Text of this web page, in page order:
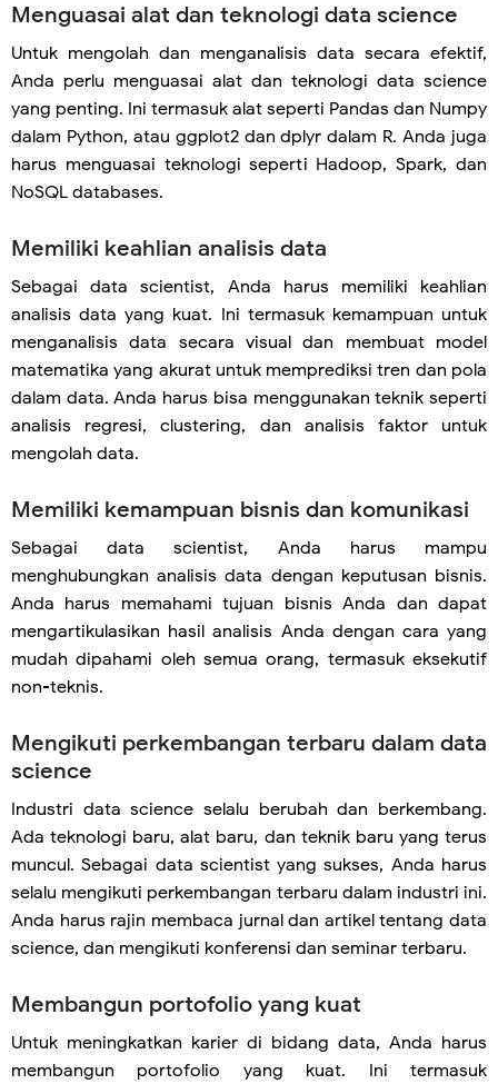
Menguasai alat dan teknologi data science
Untuk mengolah dan menganalisis data secara efektif,
Anda perlu menguasai alat dan teknologi data science
yang penting. Ini termasuk alat seperti Pandas dan Numpy
dalam Python, atau ggplot2 dan dplyr dalam R. Anda juga
harus menguasai teknologi seperti Hadoop, Spark, dan
NoSQL databases.
Memiliki keahlian analisis data
Sebagai data scientist, Anda harus memiliki keahlian
analisis data yang kuat. Ini termasuk kemampuan untuk
menganalisis data secara visual dan membuat model
matematika yang akurat untuk memprediksi tren dan pola
dalam data. Anda harus bisa menggunakan teknik seperti
analisis regresi, clustering, dan analisis faktor untuk
mengolah data.
Memiliki kemampuan bisnis dan komunikasi
Sebagai data scientist, Anda harus mampu
menghubungkan analisis data dengan keputusan bisnis.
Anda harus memahami tujuan bisnis Anda dan dapat
mengartikulasikan hasil analisis Anda dengan cara yang
mudah dipahami oleh semua orang, termasuk eksekutif
non-teknis.
Mengikuti perkembangan terbaru dalam data
science
Industri data science selalu berubah dan berkembang.
Ada teknologi baru, alat baru, dan teknik baru yang terus
muncul. Sebagai data scientist yang sukses, Anda harus
selalu mengikuti perkembangan terbaru dalam industri ini.
Anda harus rajin membaca jurnal dan artikel tentang data
science, dan mengikuti konferensi dan seminar terbaru.
Membangun portofolio yang kuat
Untuk meningkatkan karier di bidang data, Anda harus
membangun portofolio yang kuat. Ini termasuk